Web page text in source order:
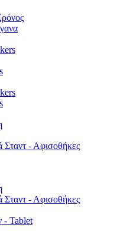
Σταντ - Αφισοθήκες
Σταντ - Αφισοθήκες
- Tablet